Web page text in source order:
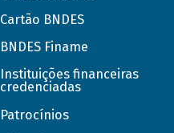
Cartão BNDES
BNDES Finame
Instituições financeiras
credenciadas
Patrocínios